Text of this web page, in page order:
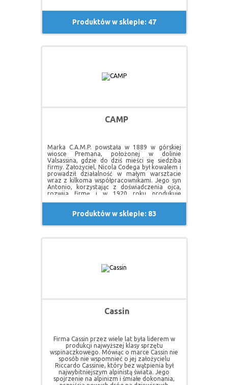
Produktów w sklepie: 47
CAMP
Marka C.A.M.P. powstała w 1889 w górskiej
wiosce Premana, położonej w dolinie
Valsassina, gdzie do dziś mieści się siedziba
firmy. Założyciel, Nicola Codega był kowalem i
prowadził działalność w małym warsztacie
wraz z kilkoma współpracownikami. Jego syn
Antonio, korzystając z doświadczenia ojca,
rozwija firmę i w 1920 roku produkuje
C.A.M.P. jest spotkanie ze znanym na całym
świecie alpinistą Riccardo Cassinem, który
namawia do rozpoczęcia produkcji
powoduje, że właściciele decydują się na
sprzętu wspinaczkowego. Dzięki współpracy z
najlepszymi alpinistami świata (bracia Lowe,
Współpraca z wybitnym alpinistą francuskim
Patrickiem Berhaultem stała się iskrą do
tworzenia ultralekkich produktów.
nowy karabinek Nanowire (28 gram), czekan
Corsa (205 gram), raki XLC 390 (390
gram),uprząż Alp95 (95 gram), kask Speed (215
gram).
Pod koniec lat 90. firma C.A.M.P. kupiła markę
Cassin i otworzyła nową siedzibę w pobliżu
Boulder (Colorado), wzmacniając swoją
Produktów w sklepie: 83
Cassin
Firma Cassin przez wiele lat była liderem w
produkcji najwyższej klasy sprzętu
wspinaczkowego. Mówiąc o marce Cassin nie
sposób nie wspomnieć o jej założycielu
Riccardo Cassinie, który bez wątpienia był
najwybitniejszym alpinistą świata. Jego
spojrzenie na alpinizm i śmiałe dokonania,